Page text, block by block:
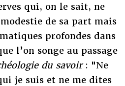
qui, on le sait, ne
de sa part mais
profondes dans
l’on songe au passage
du savoir : "Ne
je suis et ne me dites